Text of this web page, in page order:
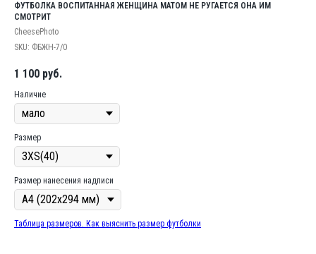
ФУТБОЛКА ВОСПИТАННАЯ ЖЕНЩИНА МАТОМ НЕ РУГАЕТСЯ ОНА ИМ
СМОТРИТ
CheesePhoto
SKU: ФБЖН-7/0
1 100 руб.
Наличие
Размер
Размер нанесения надписи
Таблица размеров. Как выяснить размер футболки